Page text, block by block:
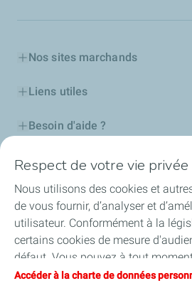
Nos sites marchands
Liens utiles
Besoin d'aide ?
Nos cartes
Certificats d'économies
Nos partenaires
Collaborer avec TotalEnergies
Respect de votre vie privée
Nous utilisons des cookies et
de vous fournir, d’analyser et
utilisateur. Conformément à la
certains cookies de mesure
défaut. Vous pouvez à tout
paramètres de cookies en cliquant
Accéder à la charte de données